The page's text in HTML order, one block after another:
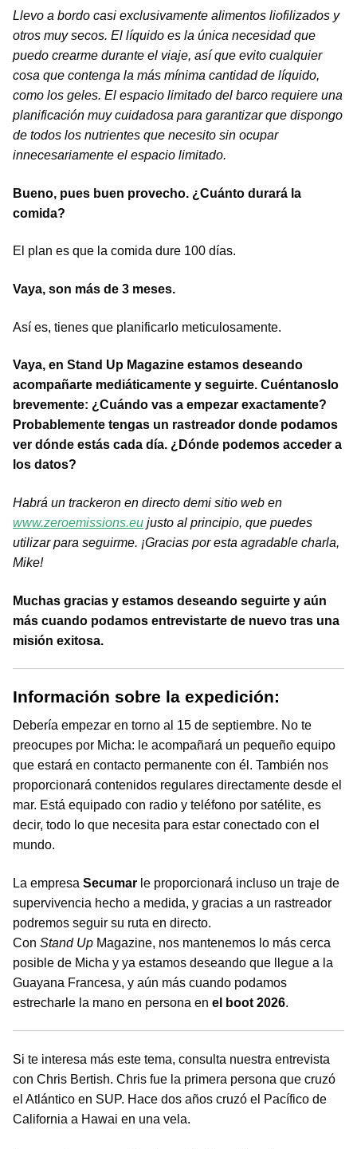
Llevo a bordo casi exclusivamente alimentos liofilizados y
otros muy secos. El líquido es la única necesidad que
puedo crearme durante el viaje, así que evito cualquier
cosa que contenga la más mínima cantidad de líquido,
como los geles. El espacio limitado del barco requiere una
planificación muy cuidadosa para garantizar que dispongo
de todos los nutrientes que necesito sin ocupar
innecesariamente el espacio limitado.
Bueno, pues buen provecho. ¿Cuánto durará la
comida?
El plan es que la comida dure 100 días.
Vaya, son más de 3 meses.
Así es, tienes que planificarlo meticulosamente.
Vaya, en Stand Up Magazine estamos deseando
acompañarte mediáticamente y seguirte. Cuéntanoslo
brevemente: ¿Cuándo vas a empezar exactamente?
Probablemente tengas un rastreador donde podamos
ver dónde estás cada día. ¿Dónde podemos acceder a
los datos?
Habrá un trackeron en directo demi sitio web en
www.zeroemissions.eu justo al principio, que puedes
utilizar para seguirme. ¡Gracias por esta agradable charla,
Mike!
Muchas gracias y estamos deseando seguirte y aún
más cuando podamos entrevistarte de nuevo tras una
misión exitosa.
Información sobre la expedición:
Debería empezar en torno al 15 de septiembre. No te
preocupes por Micha: le acompañará un pequeño equipo
que estará en contacto permanente con él. También nos
proporcionará contenidos regulares directamente desde el
mar. Está equipado con radio y teléfono por satélite, es
decir, todo lo que necesita para estar conectado con el
mundo.
La empresa Secumar le proporcionará incluso un traje de
supervivencia hecho a medida, y gracias a un rastreador
podremos seguir su ruta en directo.
Con Stand Up Magazine, nos mantenemos lo más cerca
posible de Micha y ya estamos deseando que llegue a la
Guayana Francesa, y aún más cuando podamos
estrecharle la mano en persona en el boot 2026.
Si te interesa más este tema, consulta nuestra entrevista
con Chris Bertish. Chris fue la primera persona que cruzó
el Atlántico en SUP. Hace dos años cruzó el Pacífico de
California a Hawai en una vela.